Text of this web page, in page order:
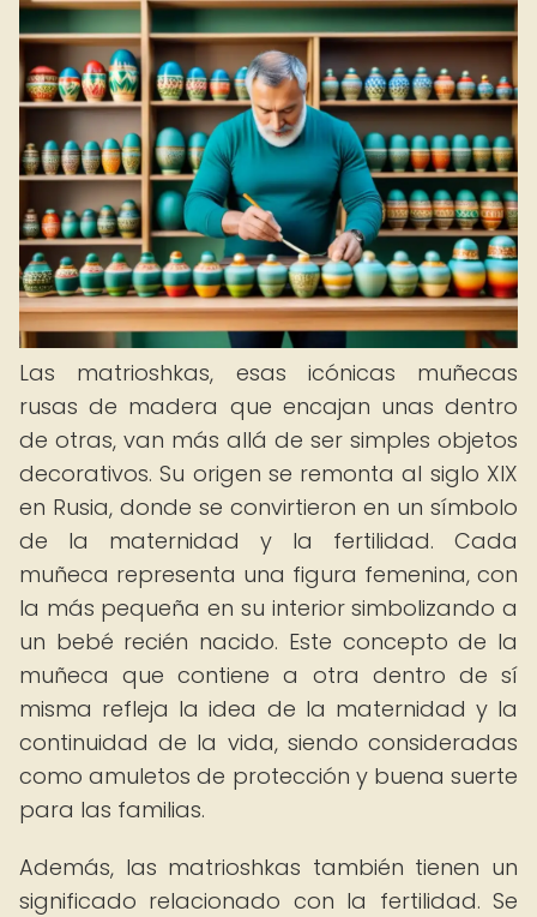
Las matrioshkas, esas icónicas muñecas
rusas de madera que encajan unas dentro
de otras, van más allá de ser simples objetos
decorativos. Su origen se remonta al siglo XIX
en Rusia, donde se convirtieron en un símbolo
de la maternidad y la fertilidad. Cada
muñeca representa una figura femenina, con
la más pequeña en su interior simbolizando a
un bebé recién nacido. Este concepto de la
muñeca que contiene a otra dentro de sí
misma refleja la idea de la maternidad y la
continuidad de la vida, siendo consideradas
como amuletos de protección y buena suerte
para las familias.
Además, las matrioshkas también tienen un
significado relacionado con la fertilidad. Se